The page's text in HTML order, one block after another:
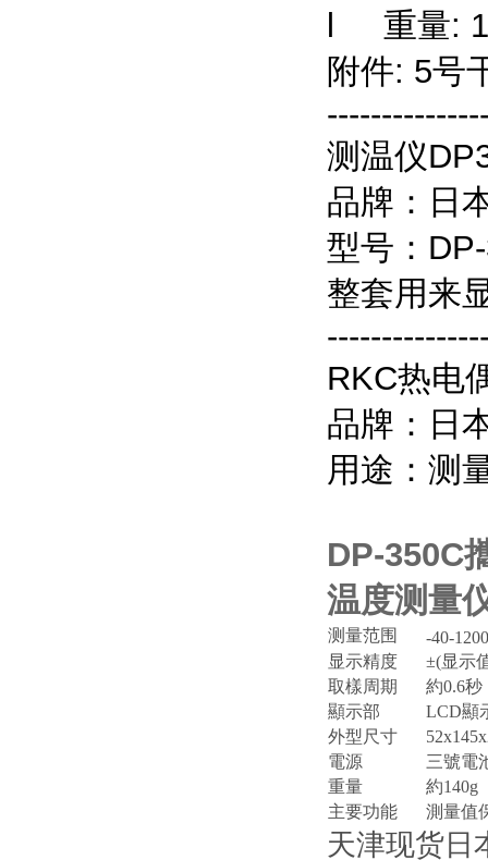
重量:
附件: 5号
测温仪
品牌：日
型号：
整套用来
RKC热电
品牌：日
用途：测
DP-350C
温度测量
测量范围 -40-1200
显示精度 ±(显示
取樣周期
約0.6秒
顯示部
LCD顯
外型尺寸
電源
三號電
重量
約140g
主要功能
測量值
天津现货日